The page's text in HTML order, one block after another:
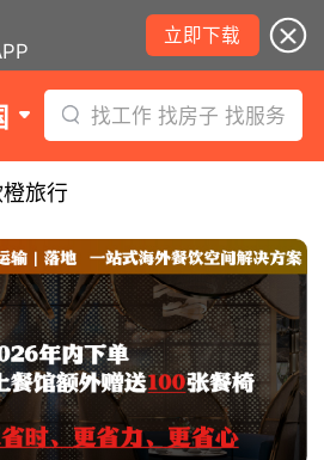
立即下载
找工作 找房子 找服务
旅行